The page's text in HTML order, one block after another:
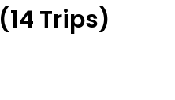
(14 Trips)